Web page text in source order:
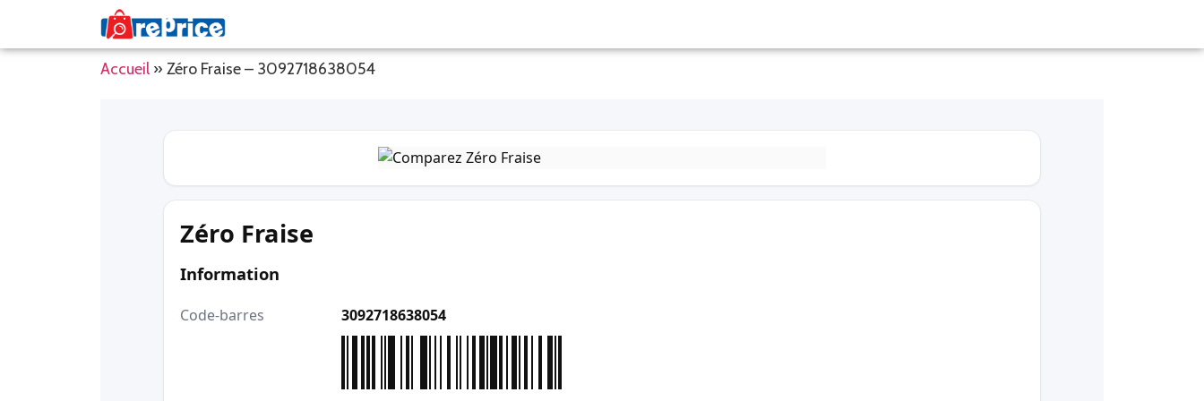
Accueil » Zéro Fraise – 3092718638054
Zéro Fraise
Information
Code-barres 3092718638054